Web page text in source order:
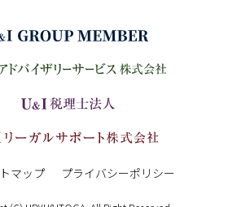
マップ プライバシーポリシー